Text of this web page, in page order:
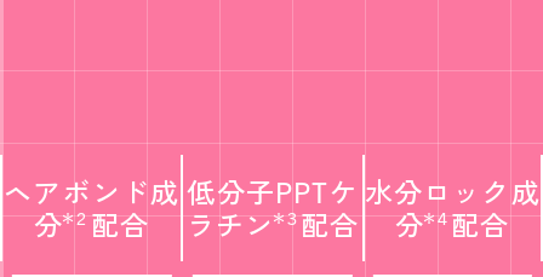
ヘアボンド成
分＊2配合
低分子PPTケ
ラチン＊3配合
水分ロック成
分＊4配合